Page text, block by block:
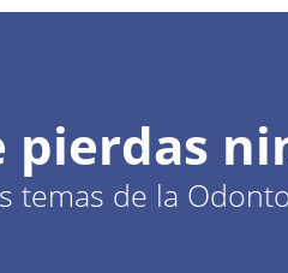
pierdas
temas de la